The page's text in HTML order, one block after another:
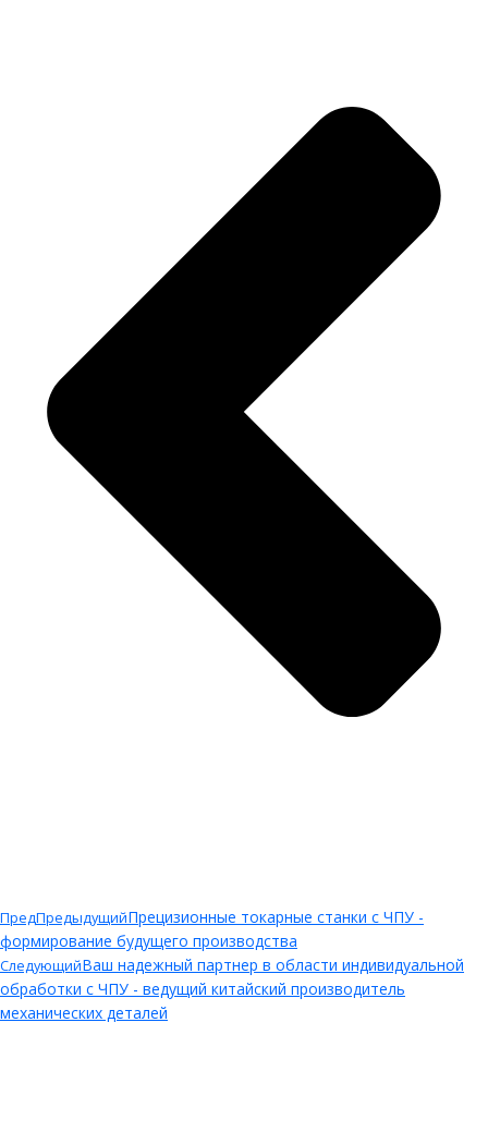
ПредПредыдущийПрецизионные токарные станки с ЧПУ -
формирование будущего производства
СледующийВаш надежный партнер в области индивидуальной
обработки с ЧПУ - ведущий китайский производитель
механических деталей